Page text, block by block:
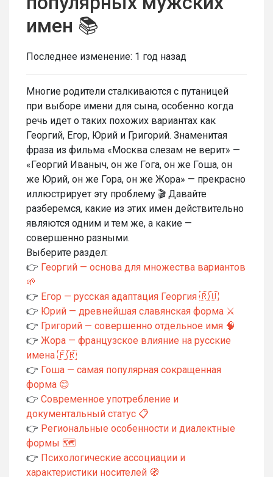
имен 📚
Последнее изменение: 1 год назад
Многие родители сталкиваются с путаницей
при выборе имени для сына, особенно когда
речь идет о таких похожих вариантах как
Георгий, Егор, Юрий и Григорий. Знаменитая
фраза из фильма «Москва слезам не верит» —
«Георгий Иваныч, он же Гога, он же Гоша, он
же Юрий, он же Гора, он же Жора» — прекрасно
иллюстрирует эту проблему 🎬 Давайте
разберемся, какие из этих имен действительно
являются одним и тем же, а какие —
совершенно разными.
Выберите раздел:
👉 Георгий — основа для множества вариантов
🌱
👉 Егор — русская адаптация Георгия 🇷🇺
👉 Юрий — древнейшая славянская форма ⚔️
👉 Григорий — совершенно отдельное имя 🧠
👉 Жора — французское влияние на русские
имена 🇫🇷
👉 Гоша — самая популярная сокращенная
форма 😊
👉 Современное употребление и
документальный статус 📋
👉 Региональные особенности и диалектные
формы 🗺️
👉 Психологические ассоциации и
характеристики носителей 🧭